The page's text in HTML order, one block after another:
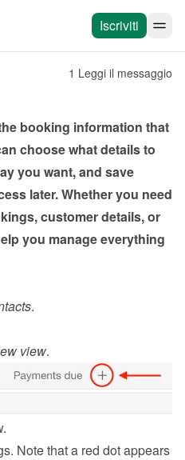
Iscriviti
1 Leggi il messaggio
booking information that
choose what details to
you want, and save
later. Whether you need
customer details, or
you manage everything
.
view.
Note that a red dot appears